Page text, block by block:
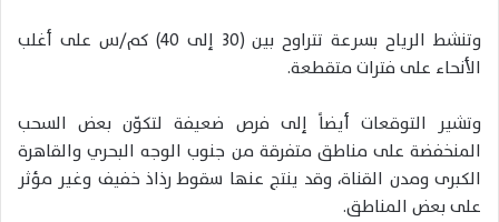
وتنشط الرياح بسرعة تتراوح بين (30 إلى 40) كم/س على أغلب
الأنحاء على فترات متقطعة.
وتشير التوقعات أيضاً إلى فرص ضعيفة لتكوّن بعض السحب
المنخفضة على مناطق متفرقة من جنوب الوجه البحري والقاهرة
الكبرى ومدن القناة، وقد ينتج عنها سقوط رذاذ خفيف وغير مؤثر
على بعض المناطق.